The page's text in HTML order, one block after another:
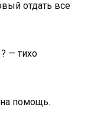
отдать все
— тихо
помощь.